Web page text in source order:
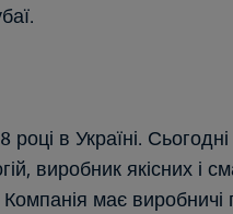
році в Україні.
виробник якісних і
має виробничі